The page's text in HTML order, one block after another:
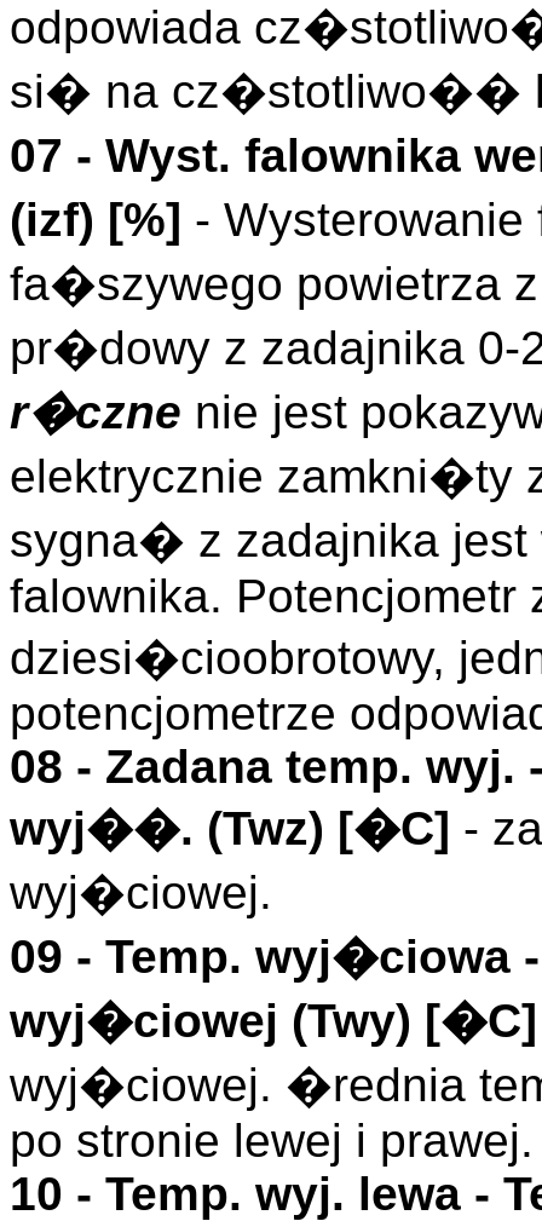
odpowiada
si� na cz�stotliwo��
07 - Wyst. falownika
(izf) [%] -
fa�szywego powietrza
pr�dowy z zadajnika 0-
r�czne nie jest
elektrycznie zamkni�ty
sygna� z zadajnika
falownika. Potencjometr
dziesi�cioobrotowy,
potencjometrze
08 - Zadana temp. wyj.
wyj��. (Twz) [�C] -
wyj�ciowej.
09 - Temp. wyj�ciowa
wyj�ciowej (Twy) [�C]
wyj�ciowej. �rednia
po stronie lewej i prawej.
10 - Temp. wyj. lewa -